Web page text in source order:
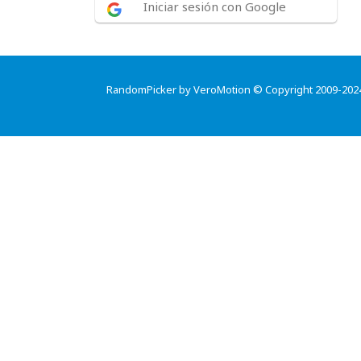
Iniciar sesión con Google
RandomPicker by VeroMotion © Copyright 2009-